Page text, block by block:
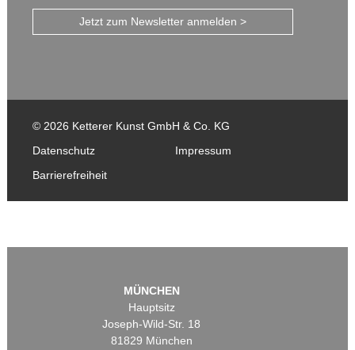
Jetzt zum Newsletter anmelden >
© 2026 Ketterer Kunst GmbH & Co. KG
Datenschutz
Impressum
Barrierefreiheit
MÜNCHEN
Hauptsitz
Joseph-Wild-Str. 18
81829 München